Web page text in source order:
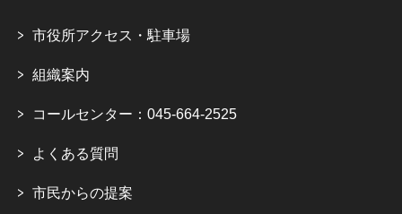
市役所アクセス・駐車場
組織案内
コールセンター：045-664-2525
よくある質問
市民からの提案